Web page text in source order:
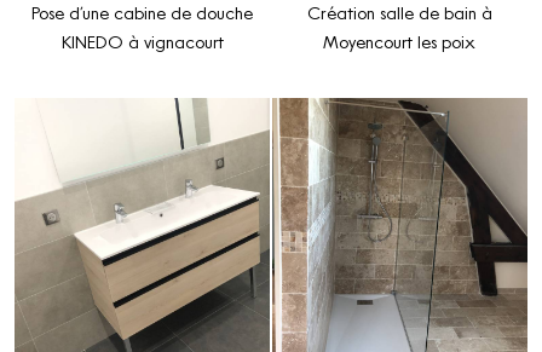
Pose d’une cabine de douche
KINEDO à vignacourt
Création salle de bain à
Moyencourt les poix